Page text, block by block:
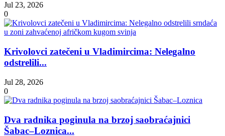
Jul 23, 2026
0
Krivolovci zatečeni u Vladimircima: Nelegalno
odstrelili...
Jul 28, 2026
0
Dva radnika poginula na brzoj saobraćajnici
Šabac–Loznica...